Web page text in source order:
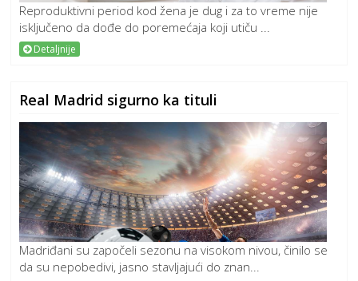
Reproduktivni period kod žena je dug i za to vreme nije
isključeno da dođe do poremećaja koji utiču ...
Detaljnije
Real Madrid sigurno ka tituli
Madriđani su započeli sezonu na visokom nivou, činilo se
da su nepobedivi, jasno stavljajući do znan...